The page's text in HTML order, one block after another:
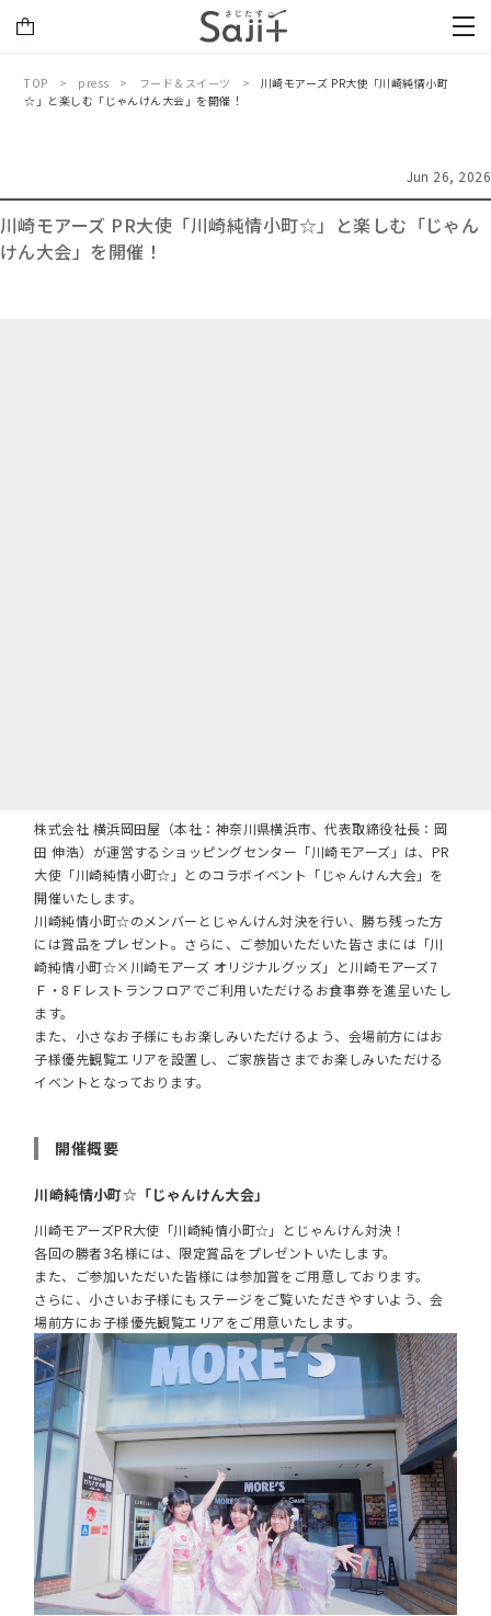
TOP press フード＆スイーツ
川崎モアーズ PR大使「川崎純情小町
☆」と楽しむ「じゃんけん大会」を開催！
Jun 26, 2026
川崎モアーズ PR大使「川崎純情小町☆」と楽しむ「じゃん
けん大会」を開催！
株式会社 横浜岡田屋（本社：神奈川県横浜市、代表取締役社長：岡
田 伸浩）が運営するショッピングセンター「川崎モアーズ」は、PR
大使「川崎純情小町☆」とのコラボイベント「じゃんけん大会」を
開催いたします。
川崎純情小町☆のメンバーとじゃんけん対決を行い、勝ち残った方
には賞品をプレゼント。さらに、ご参加いただいた皆さまには「川
崎純情小町☆×川崎モアーズ オリジナルグッズ」と川崎モアーズ7
Ｆ・8Ｆレストランフロアでご利用いただけるお食事券を進呈いたし
ます。
また、小さなお子様にもお楽しみいただけるよう、会場前方にはお
子様優先観覧エリアを設置し、ご家族皆さまでお楽しみいただける
イベントとなっております。
開催概要
川崎純情小町☆「じゃんけん大会」
川崎モアーズPR大使「川崎純情小町☆」とじゃんけん対決！
各回の勝者3名様には、限定賞品をプレゼントいたします。
また、ご参加いただいた皆様には参加賞をご用意しております。
さらに、小さいお子様にもステージをご覧いただきやすいよう、会
場前方にお子様優先観覧エリアをご用意いたします。